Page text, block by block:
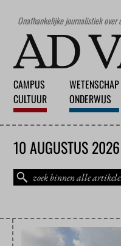
Onafhankelijke journalistiek
CAMPUS
CULTUUR
WETENSCHAP
ONDERWIJS
10 AUGUSTUS 2026